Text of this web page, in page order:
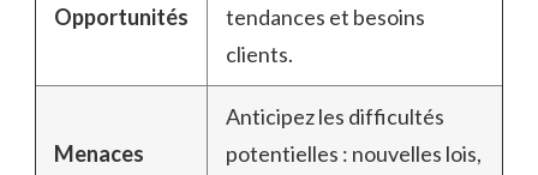
Opportunités
tendances et besoins
clients.
Menaces
Anticipez les difficultés
potentielles : nouvelles lois,